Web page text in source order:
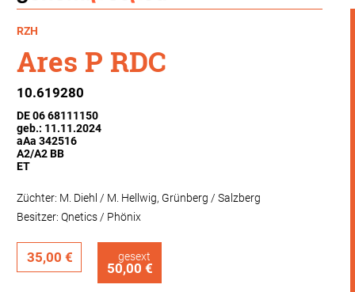
RZH
Ares P RDC
10.619280
DE 06 68111150
geb.: 11.11.2024
aAa 342516
A2/A2 BB
ET
Züchter: M. Diehl / M. Hellwig, Grünberg / Salzberg
Besitzer: Qnetics / Phönix
35,00 € gesext
50,00 €